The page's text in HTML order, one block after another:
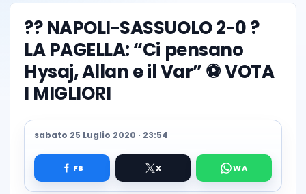
?? NAPOLI-SASSUOLO 2-0 ?
LA PAGELLA: “Ci pensano
Hysaj, Allan e il Var” ⚽️ VOTA
I MIGLIORI
sabato 25 Luglio 2020 · 23:54